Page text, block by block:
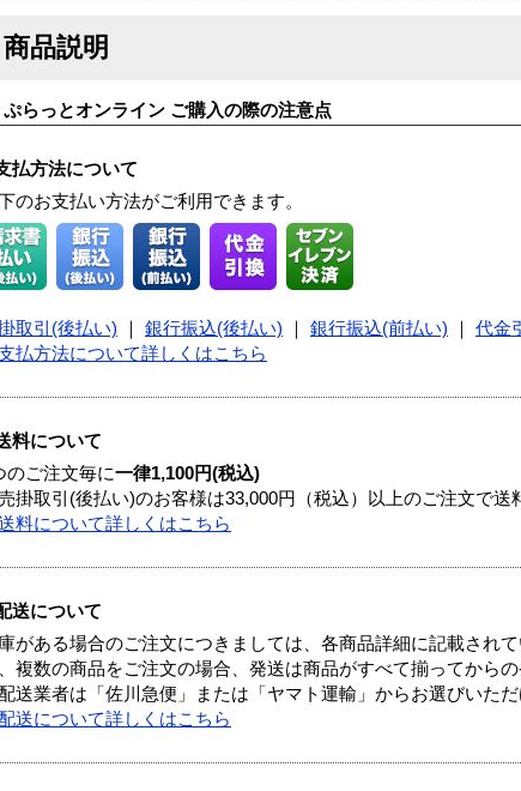
商品説明
ぷらっとオンライン ご購入の際の注意点
払方法について
のお支払い方法がご利用できます。
取引(後払い) 銀行振込(後払い) 銀行振込(前払い) 代金
払方法について詳しくはこちら
料について
のご注文毎に一律1,100円(税込)
掛取引(後払い)のお客様は33,000円（税込）以上のご注文で送
料について詳しくはこちら
送について
がある場合のご注文につきましては、各商品詳細に記載され
複数の商品をご注文の場合、発送は商品がすべて揃ってからの
送業者は「佐川急便」または「ヤマト運輸」からお選びいただ
配送について詳しくはこちら